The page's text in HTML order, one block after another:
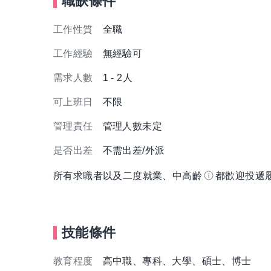
工作性質 全職
工作經驗 無經驗可
需求人數 1 - 2人
可上班日 不限
管理責任 管理人數未定
是否出差 不需出差/外派
所有求職者以及二度就業、中高齡 都歡迎投遞
技能條件
教育程度 高中職、專科、大學、碩士、博士